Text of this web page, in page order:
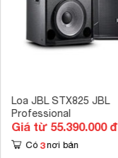
Loa JBL STX825 JBL
Professional
Giá từ 55.390.000 đ
Có 3 nơi bán